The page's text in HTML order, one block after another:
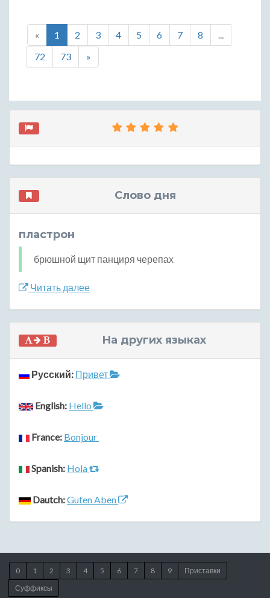
« 1 2 3 4 5 6 7 8
...
72
73 »
Слово дня
пластрон
брюшной щит панциря черепах
Читать далее
На других языках
Русский: Привет
English: Hello
France: Bonjour
Spanish: Hola
Dautch:Guten Aben
0 1 2 3 4 5 6 7 8 9
Приставки
Суффиксы